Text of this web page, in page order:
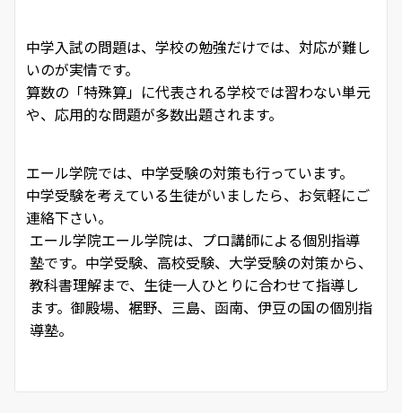
中学入試の問題は、学校の勉強だけでは、対応が難し
いのが実情です。
算数の「特殊算」に代表される学校では習わない単元
や、応用的な問題が多数出題されます。
エール学院では、中学受験の対策も行っています。
中学受験を考えている生徒がいましたら、お気軽にご
連絡下さい。
エール学院エール学院は、プロ講師による個別指導
塾です。中学受験、高校受験、大学受験の対策から、
教科書理解まで、生徒一人ひとりに合わせて指導し
ます。御殿場、裾野、三島、函南、伊豆の国の個別指
導塾。